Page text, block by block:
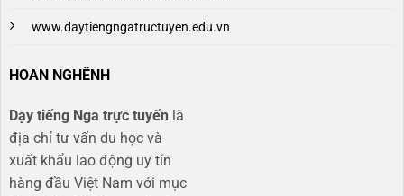
www.daytiengngatructuyen.edu.vn
HOAN NGHÊNH
Dạy tiếng Nga trực tuyến là
địa chỉ tư vấn du học và
xuất khẩu lao động uy tín
hàng đầu Việt Nam với mục